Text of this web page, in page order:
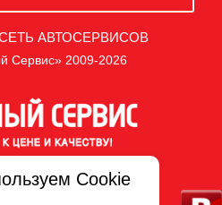
АВТОСЕРВИСОВ
2009-2026
персональных данных
Cookie